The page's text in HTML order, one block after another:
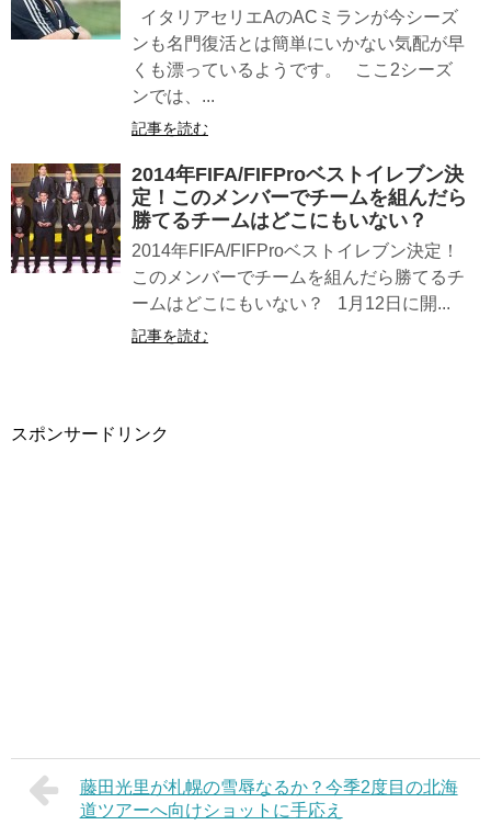
イタリアセリエAのACミランが今シーズ
ンも名門復活とは簡単にいかない気配が早
くも漂っているようです。 ここ2シーズ
ンでは、...
記事を読む
2014年FIFA/FIFProベストイレブン決
定！このメンバーでチームを組んだら
勝てるチームはどこにもいない？
2014年FIFA/FIFProベストイレブン決定！
このメンバーでチームを組んだら勝てるチ
ームはどこにもいない？ 1月12日に開...
記事を読む
スポンサードリンク
藤田光里が札幌の雪辱なるか？今季2度目の北海
道ツアーへ向けショットに手応え